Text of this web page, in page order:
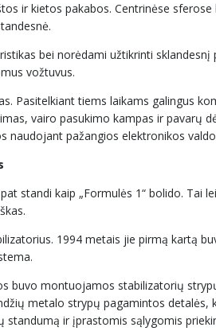
ir kietos pakabos. Centrinėse
bei norėdami užtikrinti
vožtuvus.
Pasitelkiant tiems laikams galingus
vairo pasukimo kampas ir pavarų
naudojant pažangios elektronikos
standi kaip „Formulės 1“ bolido. Tai
1994 metais jie pirmą kartą
buvo montuojamos stabilizatorių
metalo strypų pagamintos detalės,
ir įprastomis sąlygomis